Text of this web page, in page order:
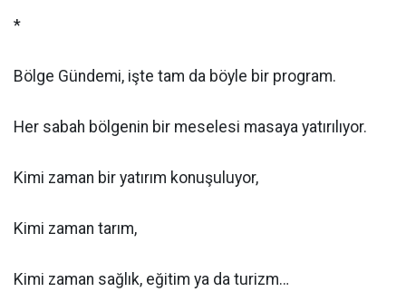
*
Bölge Gündemi, işte tam da böyle bir program.
Her sabah bölgenin bir meselesi masaya yatırılıyor.
Kimi zaman bir yatırım konuşuluyor,
Kimi zaman tarım,
Kimi zaman sağlık, eğitim ya da turizm…